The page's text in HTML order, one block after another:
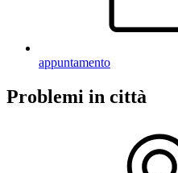
appuntamento
Problemi in città